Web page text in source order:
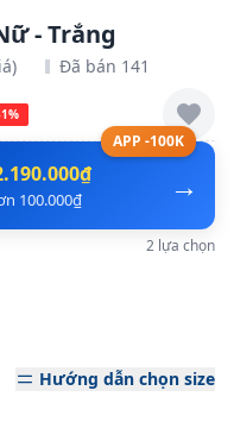
- Trắng
Đã bán 141
APP -100K
→
100.000₫
2 lựa chọn
Hướng dẫn chọn size